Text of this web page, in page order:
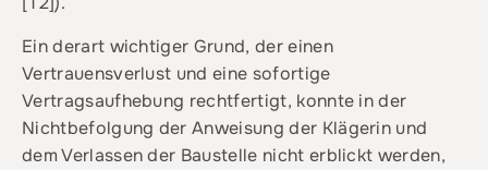
Ein derart wichtiger Grund, der einen
Vertrauensverlust und eine sofortige
Vertragsaufhebung rechtfertigt, konnte in der
Nichtbefolgung der Anweisung der Klägerin und
dem Verlassen der Baustelle nicht erblickt werden,